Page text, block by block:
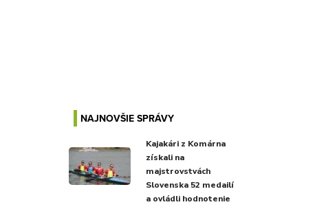
NAJNOVŠIE SPRÁVY
Kajakári z Komárna
získali na
majstrovstvách
Slovenska 52 medailí
a ovládli hodnotenie